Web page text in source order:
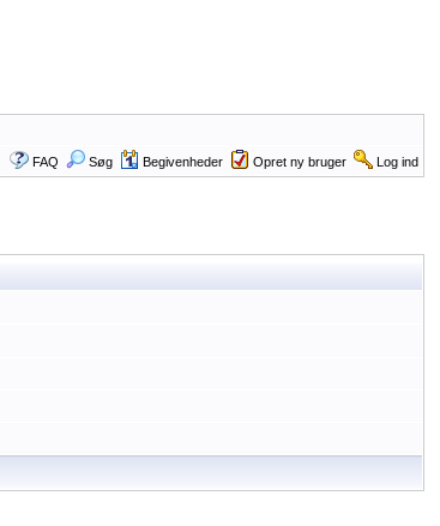
FAQ Søg Begivenheder Opret ny bruger Log ind